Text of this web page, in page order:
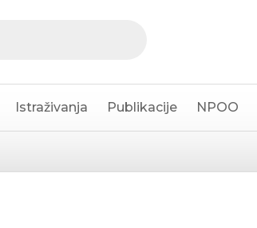
Istraživanja Publikacije NPOO